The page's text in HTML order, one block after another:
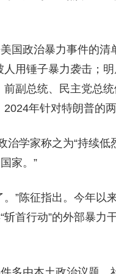
国政治暴力事件的
用锤子暴力袭击；
副总统、民主党总
年针对特朗普的
治学家称之为“持续
家。”
”陈征指出。今年以
首行动”的外部暴